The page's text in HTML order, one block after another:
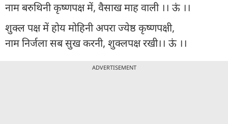
नाम बरुथिनी कृष्णपक्ष में, वैसाख माह वाली ।। ऊं ।।
शुक्ल पक्ष में होय मोहिनी अपरा ज्येष्ठ कृष्णपक्षी,
नाम निर्जला सब सुख करनी, शुक्लपक्ष रखी।। ऊं ।।
ADVERTISEMENT